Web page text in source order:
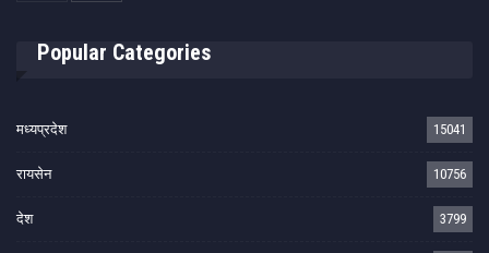
Popular Categories
मध्यप्रदेश 15041
रायसेन 10756
देश 3799